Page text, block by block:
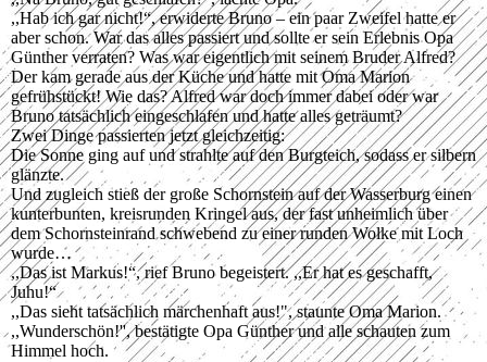
,,Hab ich gar nicht!“, erwiderte Bruno – ein paar Zweifel hatte er
aber schon. War das alles passiert und sollte er sein Erlebnis Opa
Günther verraten? Was war eigentlich mit seinem Bruder Alfred?
Der kam gerade aus der Küche und hatte mit Oma Marion
gefrühstückt! Wie das? Alfred war doch immer dabei oder war
Bruno tatsächlich eingeschlafen und hatte alles geträumt?
Zwei Dinge passierten jetzt gleichzeitig:
Die Sonne ging auf und strahlte auf den Burgteich, sodass er silbern
glänzte.
Und zugleich stieß der große Schornstein auf der Wasserburg einen
kunterbunten, kreisrunden Kringel aus, der fast unheimlich über
dem Schornsteinrand schwebend zu einer runden Wolke mit Loch
wurde…
,,Das ist Markus!“, rief Bruno begeistert. ,,Er hat es geschafft,
Juhu!“
,,Das sieht tatsächlich märchenhaft aus!", staunte Oma Marion.
,,Wunderschön!'', bestätigte Opa Günther und alle schauten zum
Himmel hoch.